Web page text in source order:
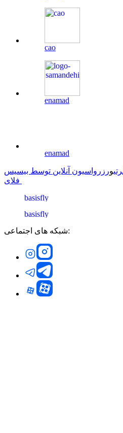
cao
enamad
enamad
ورزرواسیون آنلاین توسط بیسیس
شبکه های اجتماعی: